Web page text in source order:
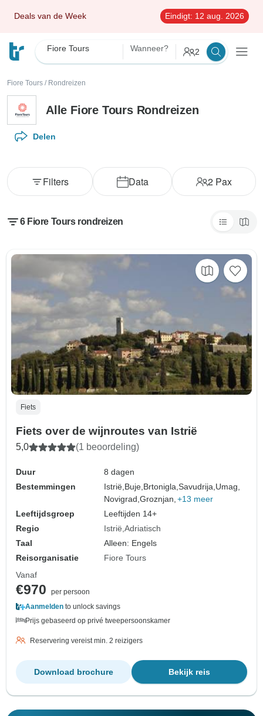
Deals van de Week Eindigt: 12 aug. 2026
Fiore Tours Wanneer? 2
Fiore Tours / Rondreizen
Alle Fiore Tours Rondreizen
Delen
Data 2 Pax
Filters
6 Fiore Tours rondreizen
Fiets
Fiets over de wijnroutes van Istrië
5,0 (1 beoordeling)
Duur
8 dagen
Bestemmingen
Istrië, Buje, Brtonigla,Savudrija, Umag,
Novigrad,Groznjan, +13 meer
Leeftijdsgroep
Leeftijden 14+
Regio
Istrië Adriatisch
Taal
Alleen: Engels
Reisorganisatie
Fiore Tours
Vanaf
€970
per persoon
Aanmelden to unlock savings
Prijs gebaseerd op privé tweepersoonskamer
Reservering vereist min. 2 reizigers
Bekijk reis
Download brochure